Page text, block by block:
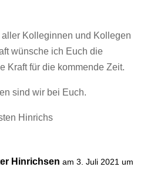
aller Kolleginnen und Kollegen
wünsche ich Euch die
Kraft für die kommende Zeit.
sind wir bei Euch.
Hinrichs
Hinrichsen am 3. Juli 2021 um